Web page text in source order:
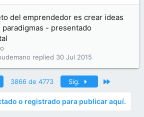
del emprendedor es crear ideas
paradigmas - presentado
30 Jul 2015
3866 de 4773 Sig.
o registrado para publicar aquí.